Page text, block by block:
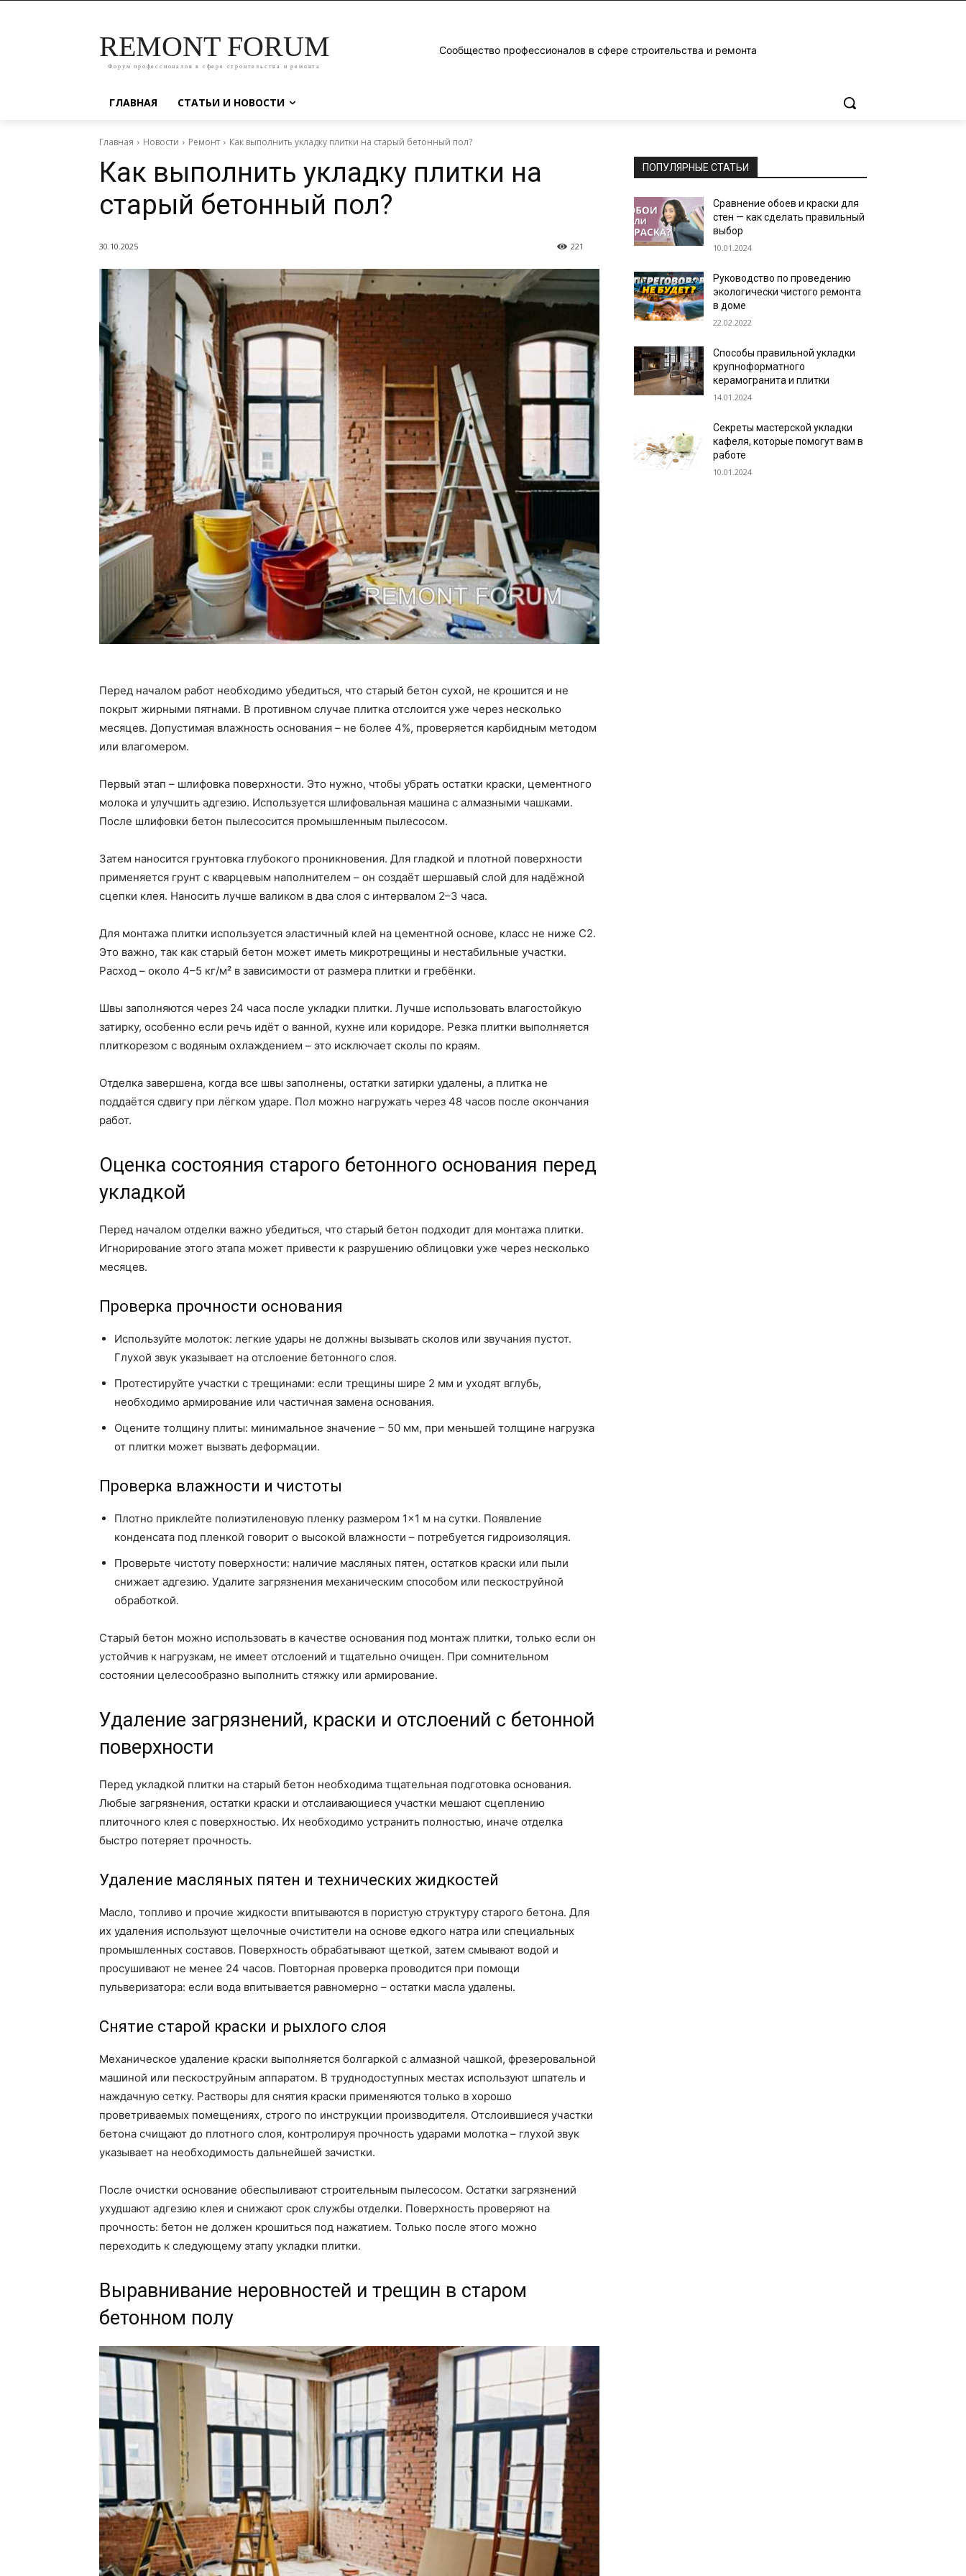
REMONT FORUM
Форум профессионалов в сфере строительства и ремонта
Сообщество профессионалов в сфере строительства и ремонта
ГЛАВНАЯ СТАТЬИ И НОВОСТИ
Главная Новости Ремонт Как выполнить укладку плитки на старый бетонный пол?
Как выполнить укладку плитки на
старый бетонный пол?
30.10.2025 221
Перед началом работ необходимо убедиться, что старый бетон сухой, не крошится и не
покрыт жирными пятнами. В противном случае плитка отслоится уже через несколько
месяцев. Допустимая влажность основания – не более 4%, проверяется карбидным методом
или влагомером.
Первый этап – шлифовка поверхности. Это нужно, чтобы убрать остатки краски, цементного
молока и улучшить адгезию. Используется шлифовальная машина с алмазными чашками.
После шлифовки бетон пылесосится промышленным пылесосом.
Затем наносится грунтовка глубокого проникновения. Для гладкой и плотной поверхности
применяется грунт с кварцевым наполнителем – он создаёт шершавый слой для надёжной
сцепки клея. Наносить лучше валиком в два слоя с интервалом 2–3 часа.
Для монтажа плитки используется эластичный клей на цементной основе, класс не ниже C2.
Это важно, так как старый бетон может иметь микротрещины и нестабильные участки.
Расход – около 4–5 кг/м² в зависимости от размера плитки и гребёнки.
Швы заполняются через 24 часа после укладки плитки. Лучше использовать влагостойкую
затирку, особенно если речь идёт о ванной, кухне или коридоре. Резка плитки выполняется
плиткорезом с водяным охлаждением – это исключает сколы по краям.
Отделка завершена, когда все швы заполнены, остатки затирки удалены, а плитка не
поддаётся сдвигу при лёгком ударе. Пол можно нагружать через 48 часов после окончания
работ.
Оценка состояния старого бетонного основания перед
укладкой
Перед началом отделки важно убедиться, что старый бетон подходит для монтажа плитки.
Игнорирование этого этапа может привести к разрушению облицовки уже через несколько
месяцев.
Проверка прочности основания
Используйте молоток: легкие удары не должны вызывать сколов или звучания пустот.
Глухой звук указывает на отслоение бетонного слоя.
Протестируйте участки с трещинами: если трещины шире 2 мм и уходят вглубь,
необходимо армирование или частичная замена основания.
Оцените толщину плиты: минимальное значение – 50 мм, при меньшей толщине нагрузка
от плитки может вызвать деформации.
Проверка влажности и чистоты
Плотно приклейте полиэтиленовую пленку размером 1×1 м на сутки. Появление
конденсата под пленкой говорит о высокой влажности – потребуется гидроизоляция.
Проверьте чистоту поверхности: наличие масляных пятен, остатков краски или пыли
снижает адгезию. Удалите загрязнения механическим способом или пескоструйной
обработкой.
Старый бетон можно использовать в качестве основания под монтаж плитки, только если он
устойчив к нагрузкам, не имеет отслоений и тщательно очищен. При сомнительном
состоянии целесообразно выполнить стяжку или армирование.
Удаление загрязнений, краски и отслоений с бетонной
поверхности
Перед укладкой плитки на старый бетон необходима тщательная подготовка основания.
Любые загрязнения, остатки краски и отслаивающиеся участки мешают сцеплению
плиточного клея с поверхностью. Их необходимо устранить полностью, иначе отделка
быстро потеряет прочность.
Удаление масляных пятен и технических жидкостей
Масло, топливо и прочие жидкости впитываются в пористую структуру старого бетона. Для
их удаления используют щелочные очистители на основе едкого натра или специальных
промышленных составов. Поверхность обрабатывают щеткой, затем смывают водой и
просушивают не менее 24 часов. Повторная проверка проводится при помощи
пульверизатора: если вода впитывается равномерно – остатки масла удалены.
Снятие старой краски и рыхлого слоя
Механическое удаление краски выполняется болгаркой с алмазной чашкой, фрезеровальной
машиной или пескоструйным аппаратом. В труднодоступных местах используют шпатель и
наждачную сетку. Растворы для снятия краски применяются только в хорошо
проветриваемых помещениях, строго по инструкции производителя. Отслоившиеся участки
бетона счищают до плотного слоя, контролируя прочность ударами молотка – глухой звук
указывает на необходимость дальнейшей зачистки.
После очистки основание обеспыливают строительным пылесосом. Остатки загрязнений
ухудшают адгезию клея и снижают срок службы отделки. Поверхность проверяют на
прочность: бетон не должен крошиться под нажатием. Только после этого можно
переходить к следующему этапу укладки плитки.
Выравнивание неровностей и трещин в старом
бетонном полу
ПОПУЛЯРНЫЕ СТАТЬИ
Сравнение обоев и краски для
стен — как сделать правильный
выбор
10.01.2024
Руководство по проведению
экологически чистого ремонта
в доме
22.02.2022
Способы правильной укладки
крупноформатного
керамогранита и плитки
14.01.2024
Секреты мастерской укладки
кафеля, которые помогут вам в
работе
10.01.2024